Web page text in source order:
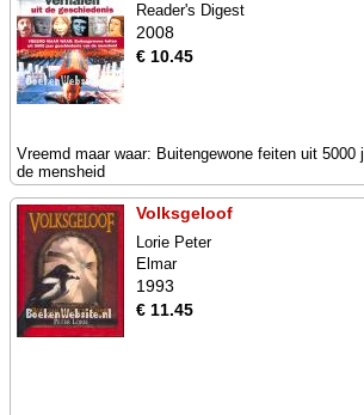
Reader's Digest
2008
€ 10.45
Vreemd maar waar: Buitengewone feiten uit 5000
de mensheid
Volksgeloof
Lorie Peter
Elmar
1993
€ 11.45